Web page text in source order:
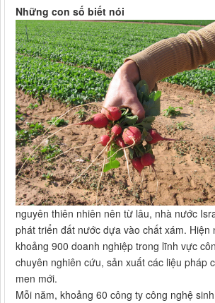
Những con số biết nói
nguyên thiên nhiên nên từ lâu, nhà nước
phát triển đất nước dựa vào chất xám. Hiện
khoảng 900 doanh nghiệp trong lĩnh vực
chuyên nghiên cứu, sản xuất các liệu pháp
men mới.
Mỗi năm, khoảng 60 công ty công nghệ